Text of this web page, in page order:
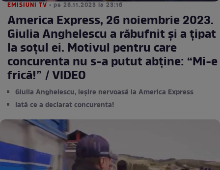
EMISIUNI TV • pe 26.11.2023 la 23:16
America Express, 26 noiembrie 2023.
Giulia Anghelescu a răbufnit și a țipat
la soțul ei. Motivul pentru care
concurenta nu s-a putut abține: “Mi-e
frică!” / VIDEO
Giulia Anghelescu, ieșire nervoasă la America Express
Iată ce a declarat concurenta!